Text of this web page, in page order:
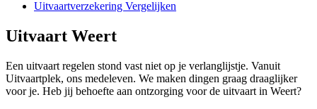
Uitvaartverzekering Vergelijken
Uitvaart Weert
Een uitvaart regelen stond vast niet op je verlanglijstje. Vanuit
Uitvaartplek, ons medeleven. We maken dingen graag draaglijker
voor je. Heb jij behoefte aan ontzorging voor de uitvaart in Weert?